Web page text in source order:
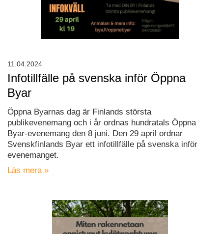
Infotillfälle på svenska inför Öppna
Byar
Öppna Byarnas dag är Finlands största
publikevenemang och i år ordnas hundratals Öppna
Byar-evenemang den 8 juni. Den 29 april ordnar
Svenskfinlands Byar ett infotillfälle på svenska inför
evenemanget.
Läs mera »
11.04.2024